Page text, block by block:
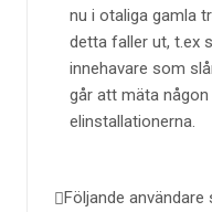
nu i otaliga gamla
detta faller ut, t.ex
innehavare som
går att mäta
elinstallationerna.
Följande användare